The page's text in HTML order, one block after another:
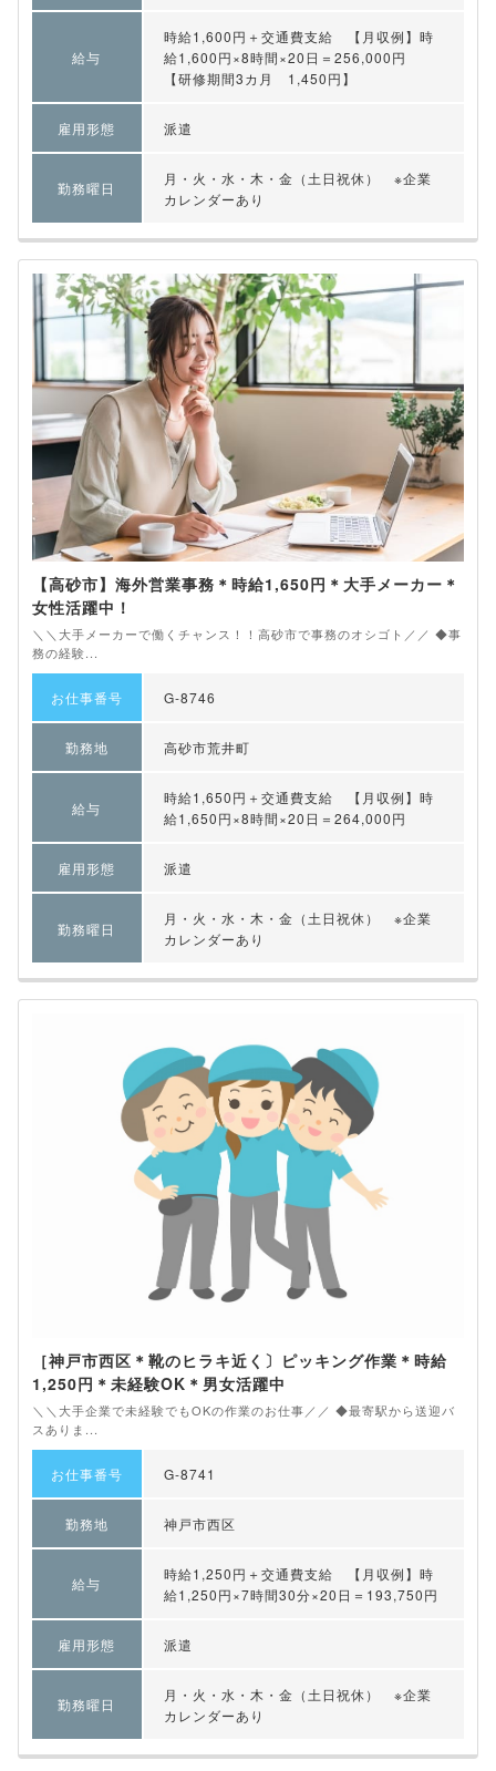
給与
時給1,600円＋交通費支給 【月収例】時
給1,600円×8時間×20日＝256,000円
【研修期間3カ月 1,450円】
雇用形態 派遣
勤務曜日
月・火・水・木・金（土日祝休） ※企業
カレンダーあり
【高砂市】海外営業事務＊時給1,650円＊大手メーカー＊
女性活躍中！
＼＼大手メーカーで働くチャンス！！高砂市で事務のオシゴト／／ ◆事
務の経験...
お仕事番号 G-8746
勤務地 高砂市荒井町
給与
時給1,650円＋交通費支給 【月収例】時
給1,650円×8時間×20日＝264,000円
雇用形態 派遣
勤務曜日
月・火・水・木・金（土日祝休） ※企業
カレンダーあり
［神戸市西区＊靴のヒラキ近く〕ピッキング作業＊時給
1,250円＊未経験OK＊男女活躍中
＼＼大手企業で未経験でもOKの作業のお仕事／／ ◆最寄駅から送迎バ
スありま...
お仕事番号 G-8741
勤務地 神戸市西区
給与
時給1,250円＋交通費支給 【月収例】時
給1,250円×7時間30分×20日＝193,750円
雇用形態 派遣
勤務曜日
月・火・水・木・金（土日祝休） ※企業
カレンダーあり